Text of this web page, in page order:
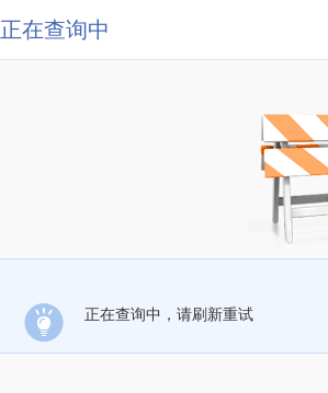
正在查询中
正在查询中，请刷新重试